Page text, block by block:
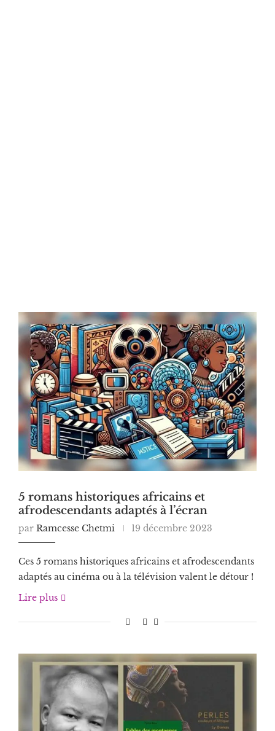
5 romans historiques africains et
afrodescendants adaptés à l’écran
par Ramcesse Chetmi 19 décembre 2023
Ces 5 romans historiques africains et afrodescendants
adaptés au cinéma ou à la télévision valent le détour !
Lire plus